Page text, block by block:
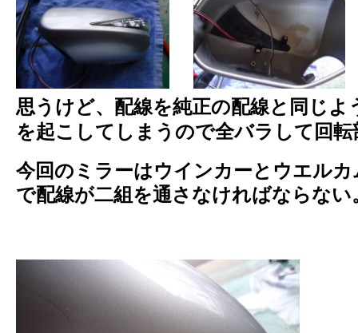
思うけど、配線を純正の配線と同じ
を起こしてしまうので全バラして回
今回のミラーはウインカーとウエル
で配線が二組を通さなければならな